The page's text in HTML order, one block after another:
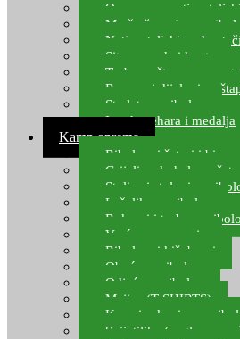
Oprema za
Mreže čuvarice za
Natjecateljski podmetači
Sito, posude i kante
Torbe za štapove –
Rezervni dijelovi za
Starlete za ribolov
Izrada pehara i medalja
Kamp oprema
Ribolovni šatori i bivvy
Grijalice, kuhala za
Stolice i stolovi za
Ležaljke za ribolov
Ruksaci i torbe za
Vreće za spavanje
Ribolovni kišobrani
Obuća za ribolov
Odjeća za ribolov
Majice (T-SHIRTS)
Kape i rukavice za
Svijetiljke (naglavne,